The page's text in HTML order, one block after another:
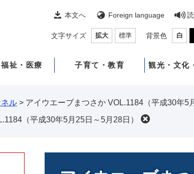
本文へ Foreign language
文字サイズ 拡大 標準 背景色 白
祉・医療 子育て・教育 観光・文化
ル > アイウエーブまつさか VOL.1184（平成30年5
（平成30年5月25日～5月28日）